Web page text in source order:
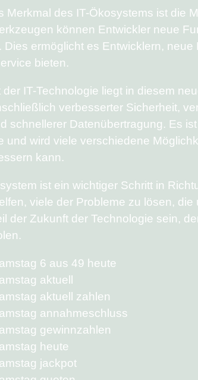
Merkmal des IT-Ökosystems ist die
können Entwickler neue
Dies ermöglicht es Entwicklern,
bieten.
der IT-Technologie liegt in diesem
verbesserter Sicherheit,
schnellerer Datenübertragung. Es
und wird viele verschiedene
kann.
ist ein wichtiger Schritt in
viele der Probleme zu lösen,
der Zukunft der Technologie sein,
6 aus 49 heute
aktuell
aktuell zahlen
annahmeschluss
gewinnzahlen
heute
jackpot